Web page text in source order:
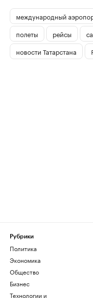
международный
полеты
рейсы
новости Татарстана
Рубрики
Политика
Экономика
Общество
Бизнес
Технологии и